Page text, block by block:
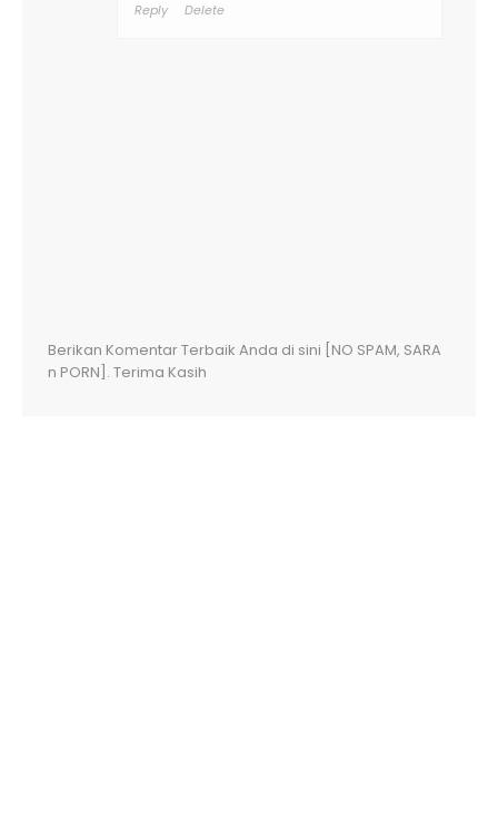
Reply Delete
Berikan Komentar Terbaik Anda di sini [NO SPAM, SARA
n PORN]. Terima Kasih